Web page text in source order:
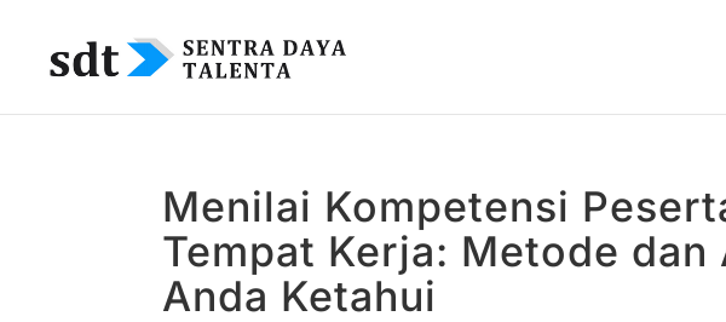
Menilai Kompetensi
Tempat Kerja: Metode dan
Anda Ketahui